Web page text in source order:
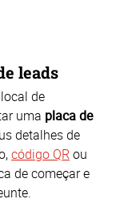
leads
de
uma placa de
detalhes de
código QRou
de começar e